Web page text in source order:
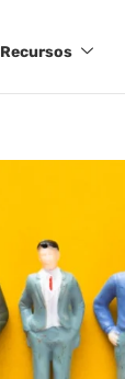
Recursos